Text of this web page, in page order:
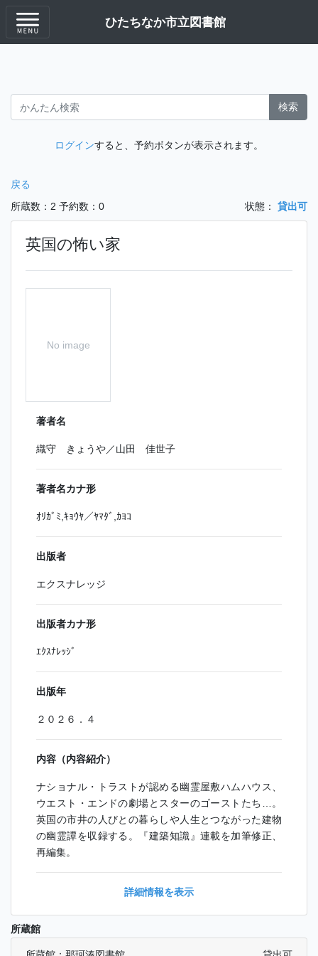
ひたちなか市立図書館
検索
ログインすると、予約ボタンが表示されます。
戻る
所蔵数：2 予約数：0 状態： 貸出可
英国の怖い家
No image
著者名
織守 きょうや／山田 佳世子
著者名カナ形
ｵﾘｶﾞﾐ,ｷｮｳﾔ／ﾔﾏﾀﾞ,ｶﾖｺ
出版者
エクスナレッジ
出版者カナ形
ｴｸｽﾅﾚｯｼﾞ
出版年
２０２６．４
内容（内容紹介）
ナショナル・トラストが認める幽霊屋敷ハムハウス、
ウエスト・エンドの劇場とスターのゴーストたち…。
英国の市井の人びとの暮らしや人生とつながった建物
の幽霊譚を収録する。『建築知識』連載を加筆修正、
再編集。
詳細情報を表示
所蔵館